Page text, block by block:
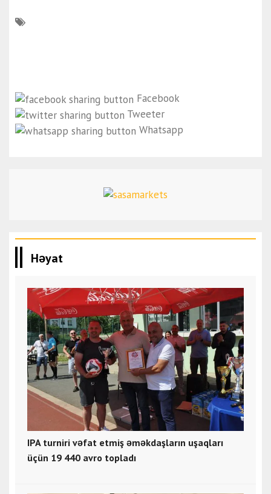
Facebook
Tweeter
Whatsapp
Həyat
IPA turniri vəfat etmiş əməkdaşların uşaqları
üçün 19 440 avro topladı